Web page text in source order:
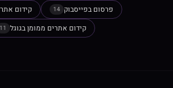
פרסום בפייסבוק 14 קידום אתר
קידום אתרים ממומן בגוגל 11